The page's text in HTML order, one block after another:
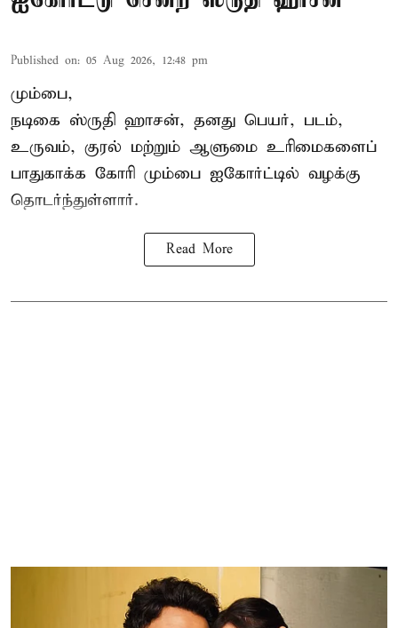
Published on: 05 Aug 2026, 12:48 pm
மும்பை,
நடிகை ஸ்ருதி ஹாசன், தனது பெயர், படம்,
உருவம், குரல் மற்றும் ஆளுமை உரிமைகளைப்
பாதுகாக்க கோரி மும்பை ஐகோர்ட்டில் வழக்கு
தொடர்ந்துள்ளார்.
Read More